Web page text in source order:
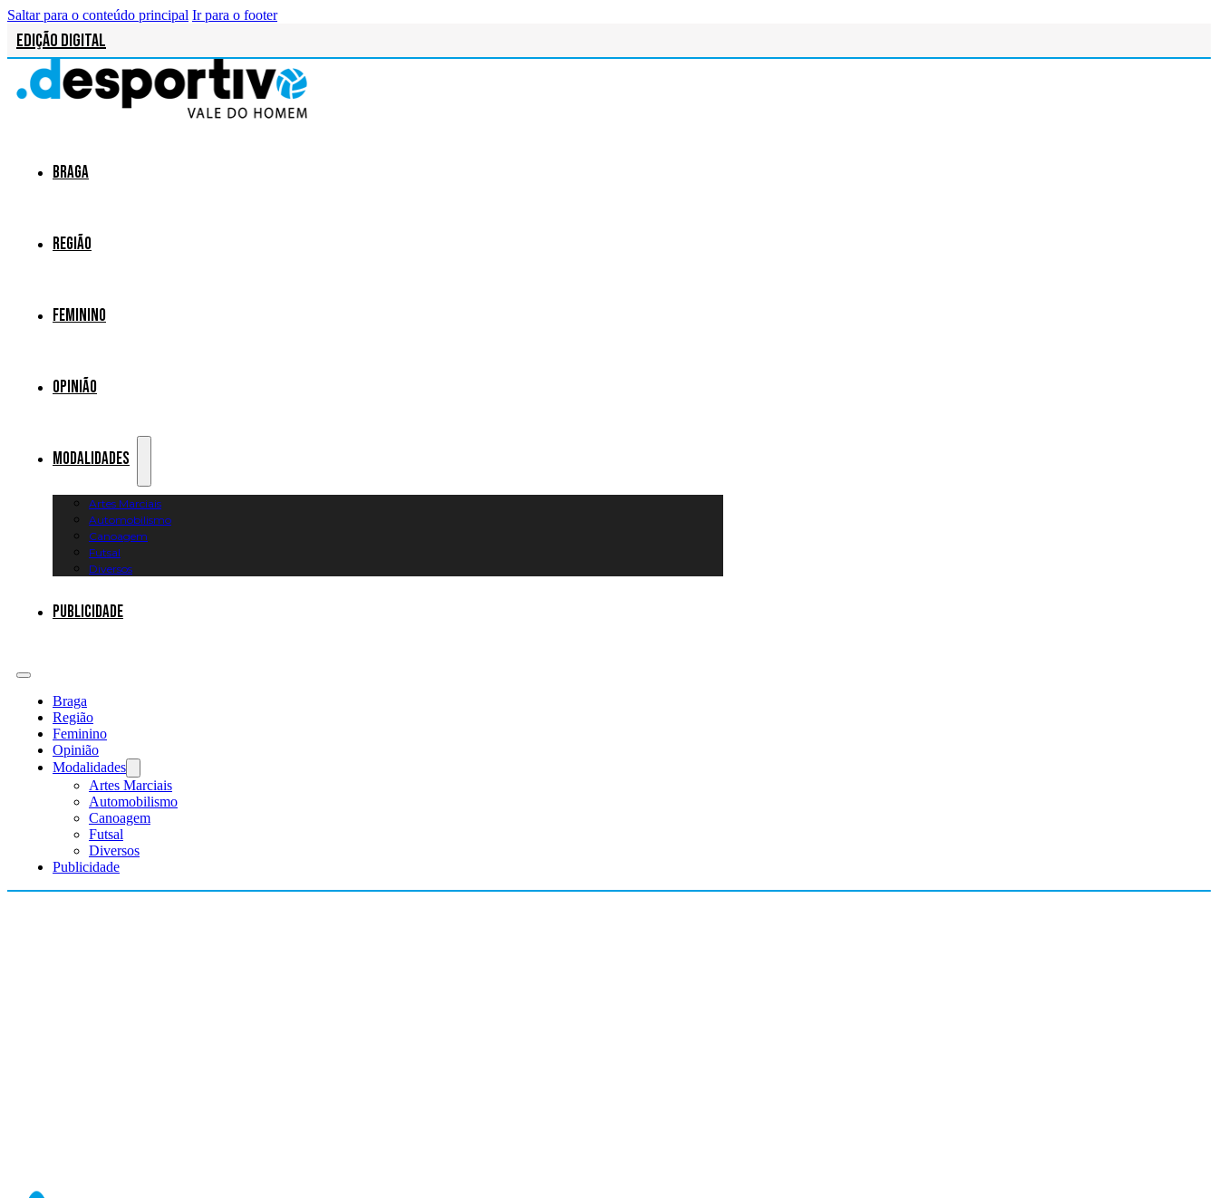
Saltar para o conteúdo principal Ir para o footer
Edição Digital
Braga
Região
Feminino
Opinião
Modalidades
Artes Marciais
Automobilismo
Canoagem
Futsal
Diversos
Publicidade
Braga
Região
Feminino
Opinião
Modalidades
Artes Marciais
Automobilismo
Canoagem
Futsal
Diversos
Publicidade